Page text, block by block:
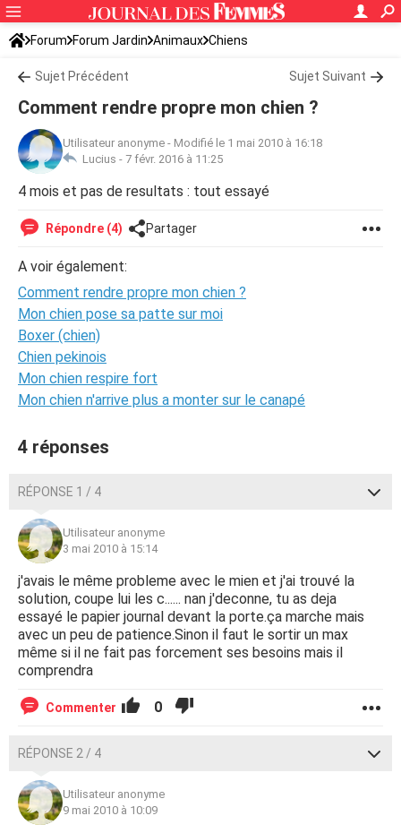
Forum Forum Jardin Animaux Chiens
Sujet Précédent Sujet Suivant
Comment rendre propre mon chien ?
Utilisateur anonyme - Modifié le 1 mai 2010 à 16:18
Lucius - 7 févr. 2016 à 11:25
4 mois et pas de resultats : tout essayé
Répondre (4) Partager
A voir également:
Comment rendre propre mon chien ?
Mon chien pose sa patte sur moi
Boxer (chien)
Chien pekinois
Mon chien respire fort
Mon chien n'arrive plus a monter sur le canapé
4 réponses
RÉPONSE 1 / 4
Utilisateur anonyme
3 mai 2010 à 15:14
j'avais le même probleme avec le mien et j'ai trouvé la
solution, coupe lui les c...... nan j'deconne, tu as deja
essayé le papier journal devant la porte.ça marche mais
avec un peu de patience.Sinon il faut le sortir un max
même si il ne fait pas forcement ses besoins mais il
comprendra
Commenter 0
RÉPONSE 2 / 4
Utilisateur anonyme
9 mai 2010 à 10:09